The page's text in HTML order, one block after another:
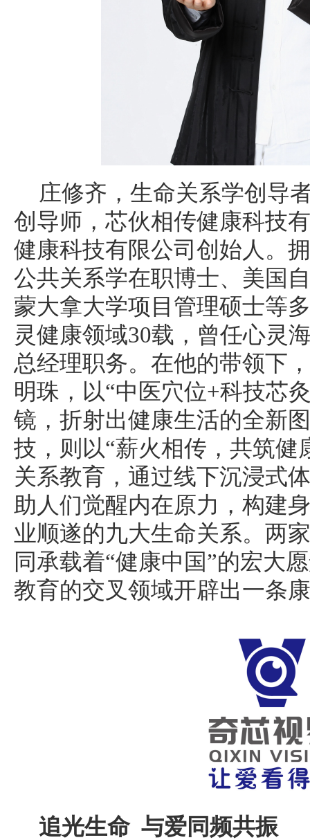
庄修齐，生命关系学创导
创导师，芯伙相传健康科技
健康科技有限公司创始人。
公共关系学在职博士、美国
蒙大拿大学项目管理硕士等
灵健康领域30载，曾任心灵
总经理职务。在他的带领下
明珠，以“中医穴位+科技芯
镜，折射出健康生活的全新
技，则以“薪火相传，共筑健
关系教育，通过线下沉浸式
助人们觉醒内在原力，构建
业顺遂的九大生命关系。两
同承载着“健康中国”的宏大
教育的交叉领域开辟出一条
追光生命 与爱同频共振